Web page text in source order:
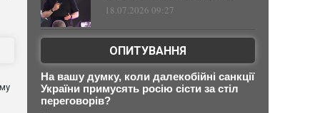
18.07.2026 09:27
ОПИТУВАННЯ
На вашу думку, коли далекобійні санкції
України примусять росію сісти за стіл
переговорів?